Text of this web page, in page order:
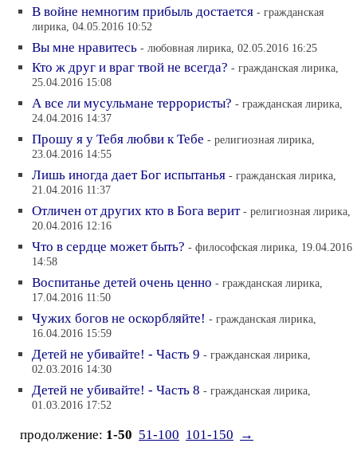
В войне немногим прибыль достается - гражданская
лирика, 04.05.2016 10:52
Вы мне нравитесь - любовная лирика, 02.05.2016 16:25
Кто ж друг и враг твой не всегда? - гражданская лирика,
25.04.2016 15:08
А все ли мусульмане террористы? - гражданская лирика,
24.04.2016 14:37
Прошу я у Тебя любви к Тебе - религиозная лирика,
23.04.2016 14:55
Лишь иногда дает Бог испытанья - гражданская лирика,
21.04.2016 11:37
Отличен от других кто в Бога верит - религиозная лирика,
20.04.2016 12:16
Что в сердце может быть? - философская лирика, 19.04.2016
14:58
Воспитанье детей очень ценно - гражданская лирика,
17.04.2016 11:50
Чужих богов не оскорбляйте! - гражданская лирика,
16.04.2016 15:59
Детей не убивайте! - Часть 9 - гражданская лирика,
02.03.2016 14:30
Детей не убивайте! - Часть 8 - гражданская лирика,
01.03.2016 17:52
продолжение: 1-50 51-100 101-150
→